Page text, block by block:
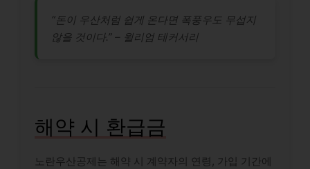
“돈이 우산처럼 쉽게 온다면 폭풍우도 무섭지
않을 것이다.” – 윌리엄 테커서리
해약 시 환급금
노란우산공제는 해약 시 계약자의 연령, 가입 기간에